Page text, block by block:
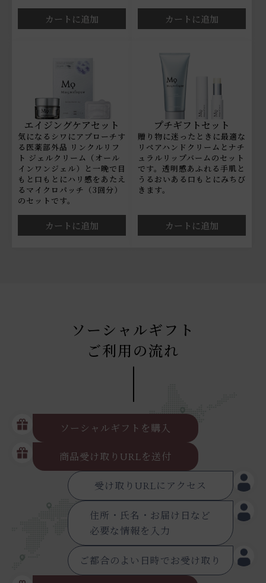
カートに追加 カートに追加
エイジングケアセット
気になるシワにアプローチす
る医薬部外品 リンクルリフ
ト ジェルクリーム（オール
インワンジェル）と一晩で目
もと口もとにハリ感をあたえ
るマイクロパッチ（3回分）
のセットです。
カートに追加
プチギフトセット
贈り物に迷ったときに最適な
リペアハンドクリームとナチ
ュラルリップバームのセット
です。透明感あふれる手肌と
うるおいある口もとにみちび
きます。
カートに追加
ソーシャルギフト
ご利用の流れ
ソーシャルギフトを購入
商品受け取りURLを送付
受け取りURLにアクセス
住所・氏名・お届け日など
必要な情報を入力
ご都合のよい日時でお受け取り